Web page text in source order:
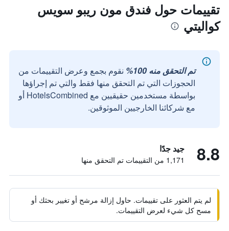
تقييمات حول فندق مون ريبو سويس
كواليتي
تم التحقق منه 100%
نقوم بجمع وعرض التقييمات من
الحجوزات التي تم التحقق منها فقط والتي تم إجراؤها
بواسطة مستخدمين حقيقيين مع HotelsCombined أو
مع شركائنا الخارجيين الموثوقين.
8.8 جيد جدًا
1,171 من التقييمات تم التحقق منها
لم يتم العثور على تقييمات. حاول إزالة مرشح أو تغيير بحثك أو
مسح كل شيء لعرض التقييمات.